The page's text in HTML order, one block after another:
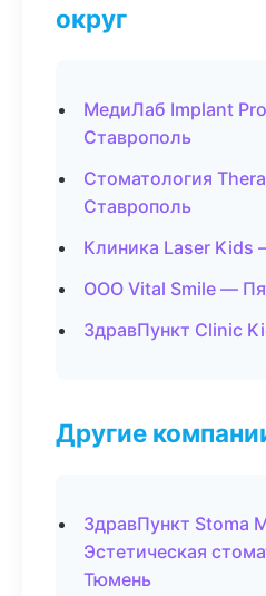
округ
МедиЛаб Implant
Ставрополь
Стоматология
Ставрополь
Клиника Laser Kids
ООО Vital Smile —
ЗдравПункт Clinic
Другие
ЗдравПункт Stoma
Эстетическая
Тюмень